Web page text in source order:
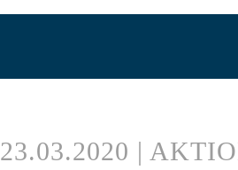
23.03.2020 |